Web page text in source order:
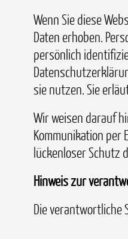
Wenn Sie diese
Daten erhoben.
persönlich
sie nutzen. Sie
Wir weisen darauf
Kommunikation per
lückenloser Schutz
Hinweis zur
Die verantwortliche